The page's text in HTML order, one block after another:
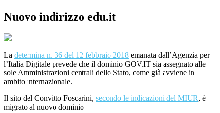
Nuovo indirizzo edu.it
La determina n. 36 del 12 febbraio 2018 emanata dall’Agenzia per
l’Italia Digitale prevede che il dominio GOV.IT sia assegnato alle
sole Amministrazioni centrali dello Stato, come già avviene in
ambito internazionale.
Il sito del Convitto Foscarini, secondo le indicazioni del MIUR, è
migrato al nuovo dominio